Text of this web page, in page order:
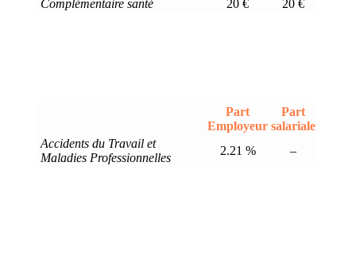
Complémentaire santé
20 € 20 €
Part
Employeur
Part
salariale
Accidents du Travail et
Maladies Professionnelles
2.21 % –